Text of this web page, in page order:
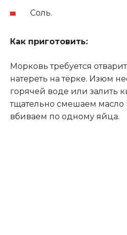
Соль.
Как приготовить:
Морковь требуется
натереть на тёрке. Изюм
горячей воде или залить
тщательно смешаем масло
вбиваем по одному яйца.